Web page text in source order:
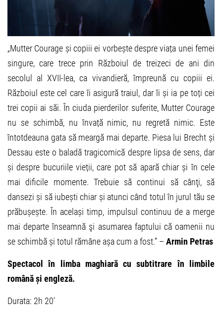
„Mutter Courage și copiii ei vorbește despre viața unei femei
singure, care trece prin Războiul de treizeci de ani din
secolul al XVII-lea, ca vivandieră, împreună cu copiii ei.
Războiul este cel care îi asigură traiul, dar îi și ia pe toți cei
trei copii ai săi. În ciuda pierderilor suferite, Mutter Courage
nu se schimbă, nu învață nimic, nu regretă nimic. Este
întotdeauna gata să meargă mai departe. Piesa lui Brecht și
Dessau este o baladă tragicomică despre lipsa de sens, dar
și despre bucuriile vieții, care pot să apară chiar și în cele
mai dificile momente. Trebuie să continui să cânţi, să
dansezi și să iubești chiar și atunci când totul în jurul tău se
prăbușește. În același timp, impulsul continuu de a merge
mai departe înseamnă şi asumarea faptului că oamenii nu
se schimbă și totul rămâne așa cum a fost.” – Armin Petras
Spectacol în limba maghiară cu subtitrare în limbile
română și engleză.
Durata: 2h 20’